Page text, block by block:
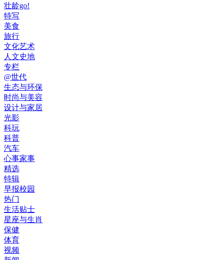
壮龄go!
特写
美食
旅行
文化艺术
人文史地
专栏
@世代
生态与环保
时尚与美容
设计与家居
光影
科玩
科普
汽车
心事家事
精选
特辑
早报校园
热门
生活贴士
星座与生肖
保健
体育
视频